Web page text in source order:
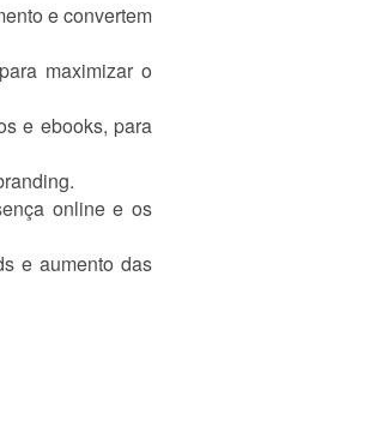
e convertem
maximizar o
e ebooks, para
online e os
e aumento das